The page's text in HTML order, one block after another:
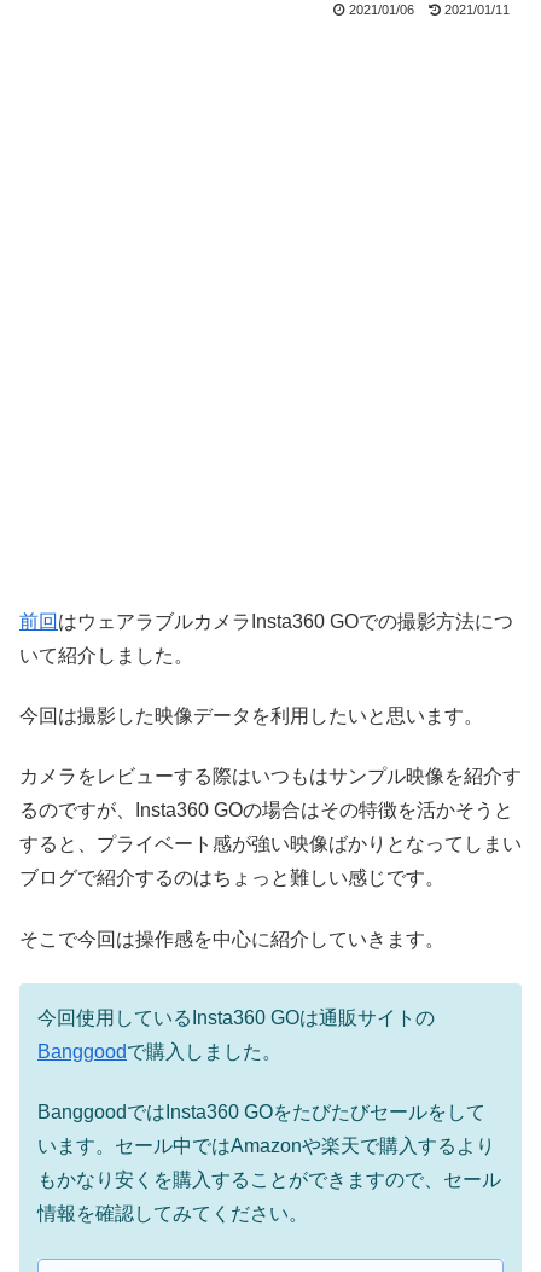
2021/01/06 2021/01/11
前回 はウェアラブルカメラInsta360 GOでの撮影方法につ
いて紹介しました。
今回は撮影した映像データを利用したいと思います。
カメラをレビューする際はいつもはサンプル映像を紹介す
るのですが、Insta360 GOの場合はその特徴を活かそうと
すると、プライベート感が強い映像ばかりとなってしまい
ブログで紹介するのはちょっと難しい感じです。
そこで今回は操作感を中心に紹介していきます。
今回使用しているInsta360 GOは通販サイトの
Banggoodで購入しました。
BanggoodではInsta360 GOをたびたびセールをして
います。セール中ではAmazonや楽天で購入するより
もかなり安くを購入することができますので、セール
情報を確認してみてください。